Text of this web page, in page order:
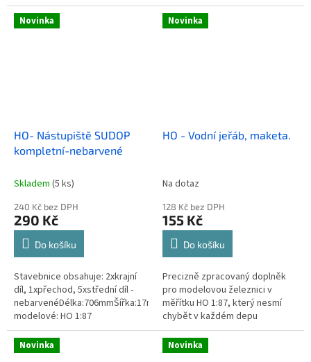
Novinka
HO- Nástupiště SUDOP
kompletní-nebarvené
Skladem (5 ks)
240 Kč bez DPH
290 Kč
Do košíku
Stavebnice obsahuje: 2xkrajní
díl, 1xpřechod, 5xstřední díl -
nebarvenéDélka:706mmŠířka:17mmMěřítko
modelové: HO 1:87
Novinka
HO - Vodní jeřáb, maketa.
Na dotaz
128 Kč bez DPH
155 Kč
Do košíku
Precizně zpracovaný doplněk
pro modelovou železnici v
měřítku HO 1:87, který nesmí
chybět v každém depu
kolejových vozidel, kde dobírají
vodu parní...
Novinka Novinka